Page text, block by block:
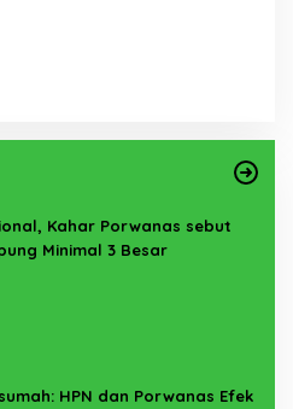
Kahar Porwanas sebut
Minimal 3 Besar
HPN dan Porwanas Efek